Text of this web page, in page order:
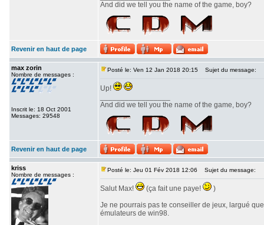
And did we tell you the name of the game, boy?
Revenir en haut de page
max zorin
Nombre de messages :
Inscrit le: 18 Oct 2001
Messages: 29548
Posté le: Ven 12 Jan 2018 20:15 Sujet du message:
Up!
And did we tell you the name of the game, boy?
Revenir en haut de page
kriss
Nombre de messages :
Posté le: Jeu 01 Fév 2018 12:06 Sujet du message:
Salut Max! (ça fait une paye!
)
Je ne pourrais pas te conseiller de jeux, largué
émulateurs de win98.